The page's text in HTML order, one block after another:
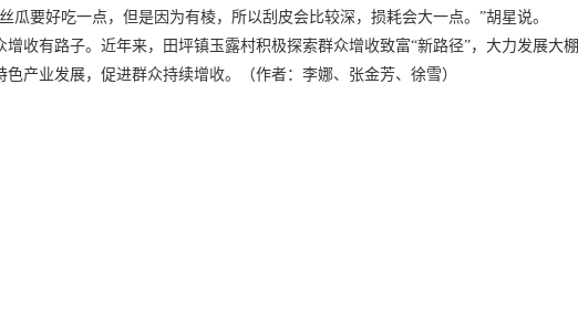
瓜要好吃一点，但是因为有棱，所以刮皮会比较深，损耗会大一点。”胡星说。
增收有路子。近年来，田坪镇玉露村积极探索群众增收致富“新路径”，大力发展大棚
色产业发展，促进群众持续增收。（作者：李娜、张金芳、徐雪）